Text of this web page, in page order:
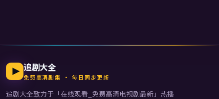
追剧大全
免费高清剧集 · 每日同步更新
追剧大全致力于「在线观看_免费高清电视剧最新 」热播